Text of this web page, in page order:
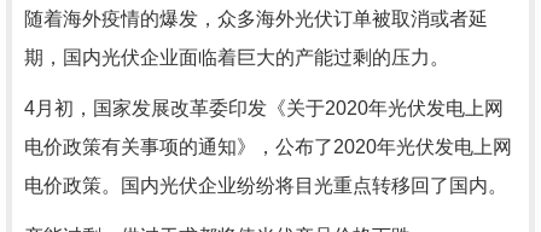
随着海外疫情的爆发，众多海外光伏订单被取消或者延
期，国内光伏企业面临着巨大的产能过剩的压力。
4月初，国家发展改革委印发《关于2020年光伏发电上网
电价政策有关事项的通知》，公布了2020年光伏发电上网
电价政策。国内光伏企业纷纷将目光重点转移回了国内。